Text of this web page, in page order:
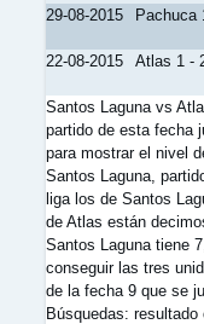
29-08-2015 Pachuca
22-08-2015 Atlas 1 -
Santos Laguna vs
partido de esta fecha
para mostrar el nivel
Santos Laguna,
liga los de Santos
de Atlas están
Santos Laguna tiene
conseguir las tres
de la fecha 9 que se
Búsquedas: